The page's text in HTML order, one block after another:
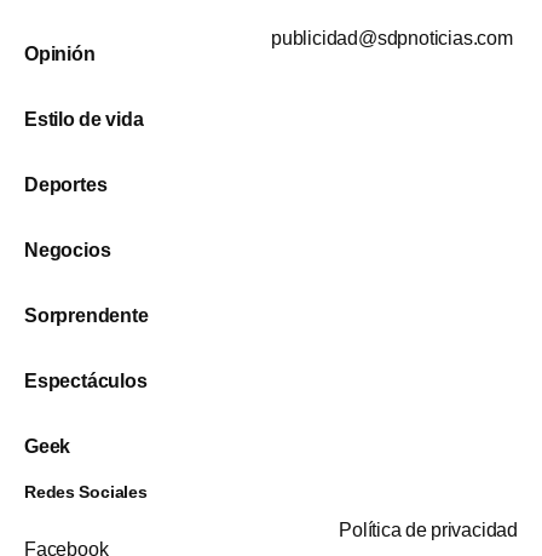
Opinión
Estilo de vida
Deportes
Negocios
Sorprendente
Espectáculos
Geek
publicidad@sdpnoticias.com
Redes Sociales
Facebook
Política de privacidad